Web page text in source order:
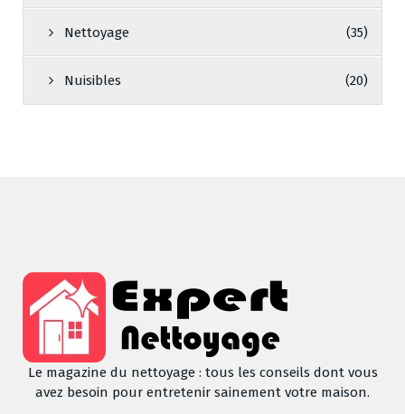
Nettoyage (35)
Nuisibles (20)
Le magazine du nettoyage : tous les conseils dont vous
avez besoin pour entretenir sainement votre maison.